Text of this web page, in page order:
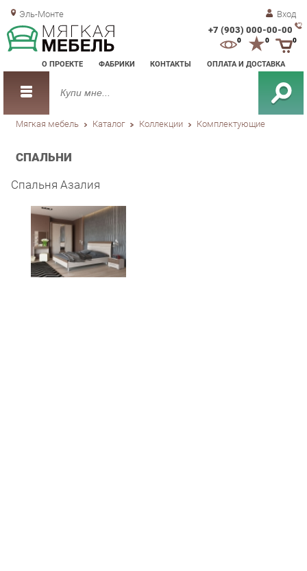
Эль-Монте Вход
+7 (903) 000-00-00
О ПРОЕКТЕ ФАБРИКИ КОНТАКТЫ ОПЛАТА И ДОСТАВКА
0 0
Мягкая мебель Каталог Коллекции Комплектующие
СПАЛЬНИ
Спальня Азалия